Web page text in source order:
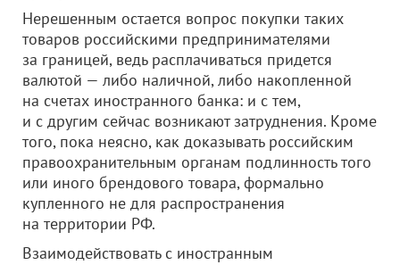
Нерешенным остается вопрос покупки таких
товаров российскими предпринимателями
за границей, ведь расплачиваться придется
валютой — либо наличной, либо накопленной
на счетах иностранного банка: и с тем,
и с другим сейчас возникают затруднения. Кроме
того, пока неясно, как доказывать российским
правоохранительным органам подлинность того
или иного брендового товара, формально
купленного не для распространения
на территории РФ.
Взаимодействовать с иностранным